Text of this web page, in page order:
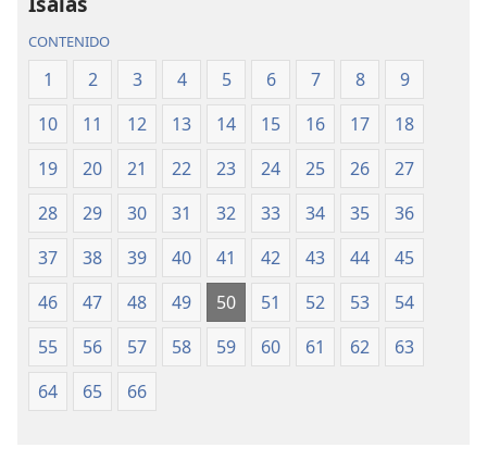
(revisión
del
2019)
(revisión
del
2019)
CONTENIDO
1 2 3 4 5 6 7 8
9
10
11 12 13 14 15 16 17
18
19
20 21 22 23 24 25 26
27
28
29 30 31 32 33 34 35
36
37
38 39 40 41 42 43 44
45
46
47 48 49 50 51 52 53
54
55
56 57 58 59 60 61 62
63
64
65 66